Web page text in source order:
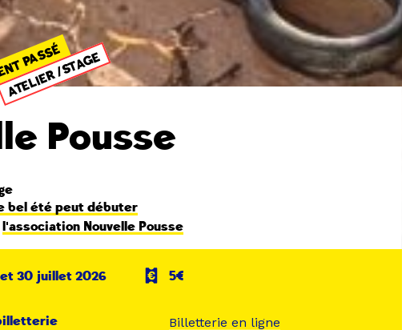
PASSÉ
ATELIER /STAGE
Pousse
bel été peut débuter
l'association Nouvelle Pousse
30 juillet 2026
5€
Billetterie en ligne